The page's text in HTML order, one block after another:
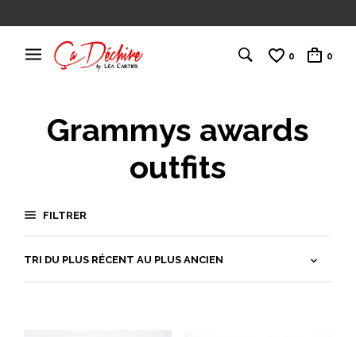
0 0
Grammys awards
outfits
FILTRER